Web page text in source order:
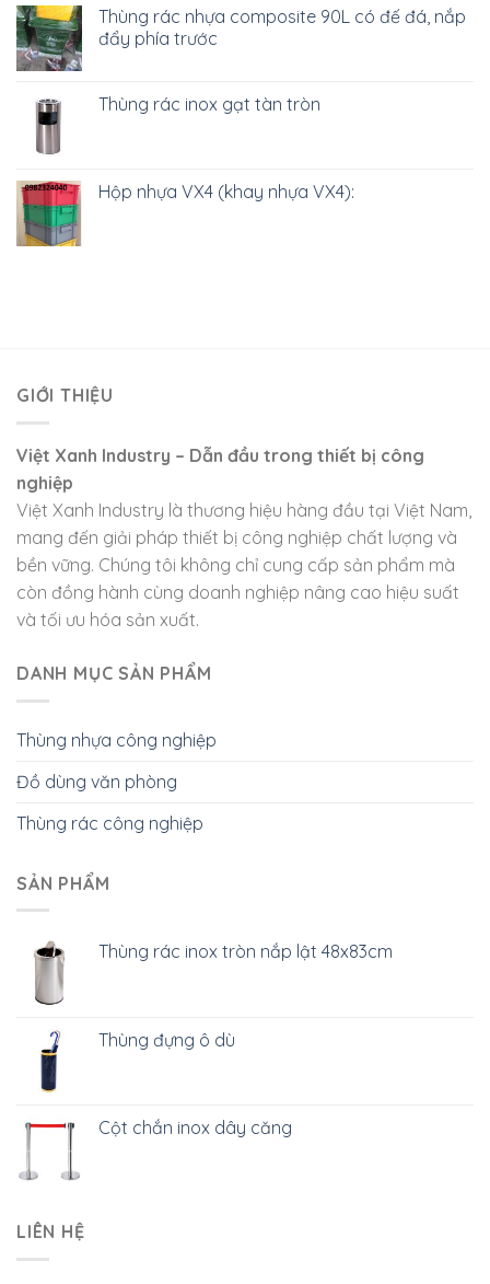
Thùng rác nhựa composite 90L có đế đá, nắp
đẩy phía trước
Thùng rác inox gạt tàn tròn
Hộp nhựa VX4 (khay nhựa VX4):
GIỚI THIỆU
Việt Xanh Industry – Dẫn đầu trong thiết bị công
nghiệp
Việt Xanh Industry là thương hiệu hàng đầu tại Việt Nam,
mang đến giải pháp thiết bị công nghiệp chất lượng và
bền vững. Chúng tôi không chỉ cung cấp sản phẩm mà
còn đồng hành cùng doanh nghiệp nâng cao hiệu suất
và tối ưu hóa sản xuất.
DANH MỤC SẢN PHẨM
Thùng nhựa công nghiệp
Đồ dùng văn phòng
Thùng rác công nghiệp
SẢN PHẨM
Thùng rác inox tròn nắp lật 48x83cm
Thùng đựng ô dù
Cột chắn inox dây căng
LIÊN HỆ